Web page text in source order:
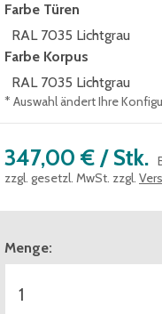
Farbe Türen
RAL 7035 Lichtgrau
Farbe Korpus
RAL 7035 Lichtgrau
* Auswahl ändert Ihre
347,00 € / Stk.
zzgl. gesetzl. MwSt. zzgl.
Menge: